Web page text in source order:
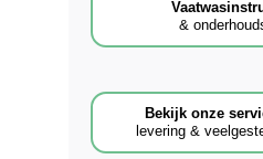
&
Bekijk onze
levering &